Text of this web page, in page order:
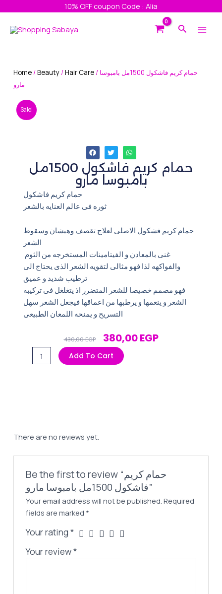
content
10% OFF coupon Code : Alia
Search
حمام كريم فاشكول 1500مل
بامبوسا مارو
حمام كريم فاشكول
ثوره فى عالم العنايه بالشعر
حمام كريم فشكول الاصلى لعلاج تقصف وهيشان وسقوط
الشعر
غنى بالمعادن و الفيتامينات المستخرجه من الثوم
والفواكهه لذا فهو مثالى لتقويه الشعر الذى يحتاج الى
ترطيب شديد و عميق
فهو مصمم خصيصا للشعر المتضرر اذ يتغلغل فى تركيبه
الشعر و ينعمها و يرطبها من اعماقها فيجعل الشعر سهل
التسريح و يمنحه اللمعان الطبيعى
430,00EGP Original
Price
Was:
380,00EGPCurrent
Add To Cart
Home/Beauty/Hair Care/ حمام كريم فاشكول 1500مل بامبوسا
مارو
Sale!
There are no reviews yet.
Be the first to review “حمام كريم
فاشكول 1500مل بامبوسا مارو”
Your email address will not be published. Required
fields are marked *
Your rating*
Your review*